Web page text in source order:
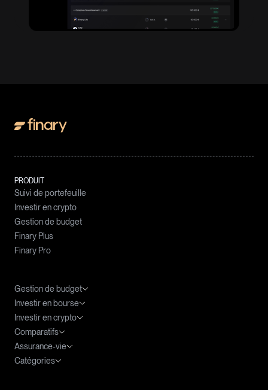
PRODUIT
Suivi de portefeuille
Investir en crypto
Gestion de budget
Finary Plus
Finary Pro
Gestion de budget
Agrégateur de compte
Tableau Excel Budget
Investir en bourse
ETF : le guide complet
ETF PEA
ETF S&P 500
Investir en crypto
Fiscalité des cryptomonnaies
DCA Crypto
Comparatifs
Application bourse
Assurance-vie
Fiscalité de l'assurance-vie
Catégories